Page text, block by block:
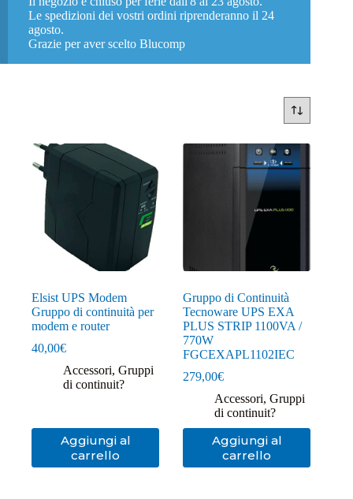
Le spedizioni dei vostri ordini riprenderanno il 24
agosto.
Grazie per aver scelto Blucomp
Elsist UPS Modem
Gruppo di continuità per
modem e router
40,00€
Accessori, Gruppi
di continuit?
Aggiungi al
carrello
Gruppo di Continuità
Tecnoware UPS EXA
PLUS STRIP 1100VA /
770W
FGCEXAPL1102IEC
279,00€
Accessori,Gruppi
di continuit?
Aggiungi al
carrello